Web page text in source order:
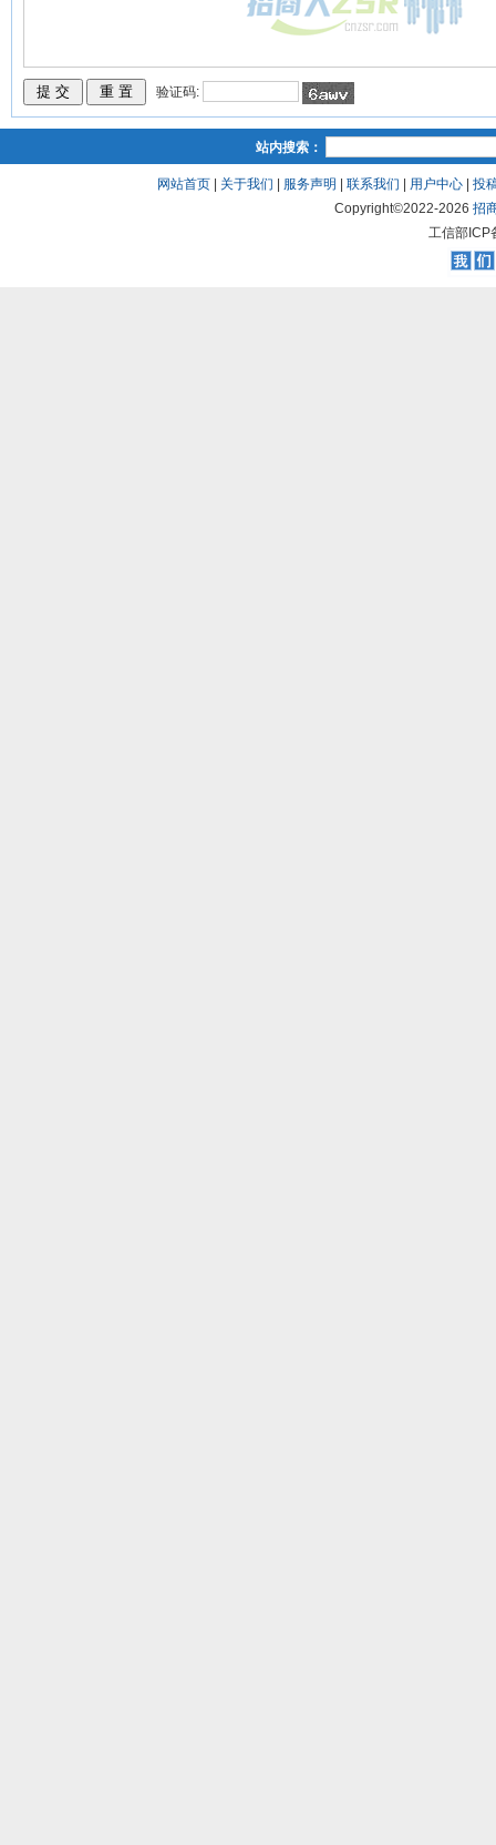
验证码:
站内搜索：
网站首页 关于我们 服务声明 联系我们 用户中心
投
Copyright©2022-2026招
工信部ICP